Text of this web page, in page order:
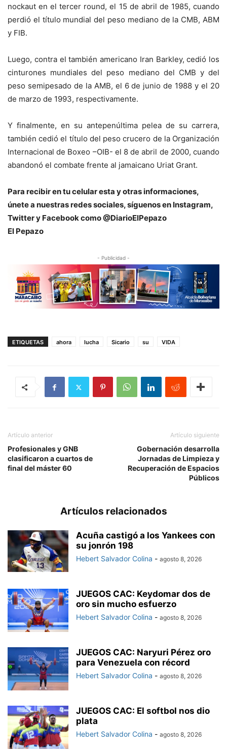
nockaut en el tercer round, el 15 de abril de 1985, cuando
perdió el título mundial del peso mediano de la CMB, ABM
y FIB.
Luego, contra el también americano Iran Barkley, cedió los
cinturones mundiales del peso mediano del CMB y del
peso semipesado de la AMB, el 6 de junio de 1988 y el 20
de marzo de 1993, respectivamente.
Y finalmente, en su antepenúltima pelea de su carrera,
también cedió el título del peso crucero de la Organización
Internacional de Boxeo –OIB- el 8 de abril de 2000, cuando
abandonó el combate frente al jamaicano Uriat Grant.
Para recibir en tu celular esta y otras informaciones,
únete a nuestras redes sociales, síguenos en Instagram,
Twitter y Facebook como @DiarioElPepazo
El Pepazo
- Publicidad -
ETIQUETAS ahora lucha Sicario su VIDA
Artículo anterior
Profesionales y GNB
clasificaron a cuartos de
final del máster 60
Artículo siguiente
Gobernación desarrolla
Jornadas de Limpieza y
Recuperación de Espacios
Públicos
Artículos relacionados
Acuña castigó a los Yankees con
su jonrón 198
Hebert Salvador Colina - agosto 8, 2026
JUEGOS CAC: Keydomar dos de
oro sin mucho esfuerzo
Hebert Salvador Colina - agosto 8, 2026
JUEGOS CAC: Naryuri Pérez oro
para Venezuela con récord
Hebert Salvador Colina - agosto 8, 2026
JUEGOS CAC: El softbol nos dio
plata
Hebert Salvador Colina - agosto 8, 2026